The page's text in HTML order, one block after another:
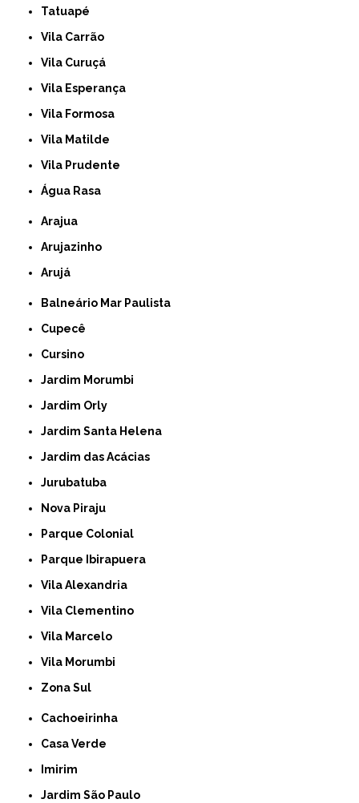
Tatuapé
Vila Carrão
Vila Curuçá
Vila Esperança
Vila Formosa
Vila Matilde
Vila Prudente
Água Rasa
Arajua
Arujazinho
Arujá
Balneário Mar Paulista
Cupecê
Cursino
Jardim Morumbi
Jardim Orly
Jardim Santa Helena
Jardim das Acácias
Jurubatuba
Nova Piraju
Parque Colonial
Parque Ibirapuera
Vila Alexandria
Vila Clementino
Vila Marcelo
Vila Morumbi
Zona Sul
Cachoeirinha
Casa Verde
Imirim
Jardim São Paulo